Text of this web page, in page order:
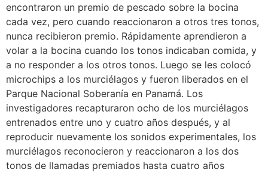
encontraron un premio de pescado sobre la bocina
cada vez, pero cuando reaccionaron a otros tres tonos,
nunca recibieron premio. Rápidamente aprendieron a
volar a la bocina cuando los tonos indicaban comida, y
a no responder a los otros tonos. Luego se les colocó
microchips a los murciélagos y fueron liberados en el
Parque Nacional Soberanía en Panamá. Los
investigadores recapturaron ocho de los murciélagos
entrenados entre uno y cuatro años después, y al
reproducir nuevamente los sonidos experimentales, los
murciélagos reconocieron y reaccionaron a los dos
tonos de llamadas premiados hasta cuatro años